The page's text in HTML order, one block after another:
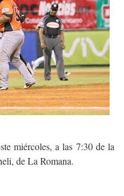
miércoles, a las 7:30 de la
de La Romana.